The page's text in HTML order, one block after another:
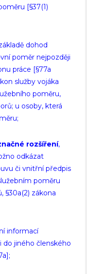
[§37(1)
dohod
poměr nejpozději
práce [§77a
služby vojáka
poměru,
u osoby, která
rozšíření,
odkázat
či vnitřní předpis
poměru
§30a(2) zákona
informací
do jiného členského